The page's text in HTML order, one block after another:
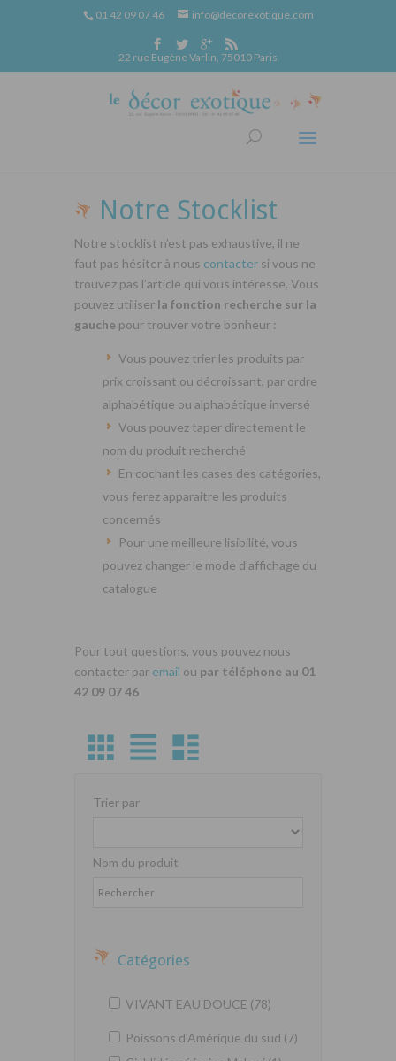
01 42 09 07 46 info@decorexotique.com
22 rue Eugène Varlin, 75010 Paris
Notre Stocklist
Notre stocklist n’est pas exhaustive, il ne
faut pas hésiter à nous contacter si vous ne
trouvez pas l’article qui vous intéresse. Vous
pouvez utiliser la fonction recherche sur la
gauche pour trouver votre bonheur :
Vous pouvez trier les produits par
prix croissant ou décroissant, par ordre
alphabétique ou alphabétique inversé
Vous pouvez taper directement le
nom du produit recherché
En cochant les cases des catégories,
vous ferez apparaitre les produits
concernés
Pour une meilleure lisibilité, vous
pouvez changer le mode d’affichage du
catalogue
Pour tout questions, vous pouvez nous
contacter par email ou par téléphone au 01
42 09 07 46
Trier par
Nom du produit
Catégories
VIVANT EAU DOUCE (78)
Poissons d'Amérique du sud (7)